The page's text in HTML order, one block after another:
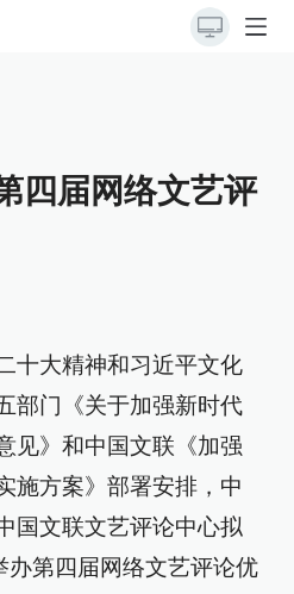
四届网络文艺评
十大精神和习近平文化
部门《关于加强新时代
见》和中国文联《加强
施方案》部署安排，中
国文联文艺评论中心拟
第四届网络文艺评论优